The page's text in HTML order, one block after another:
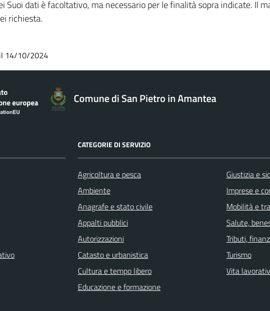
Suoi dati è facoltativo, ma necessario per le finalità sopra indicate. Il
richiesta.
14/10/2024
Comune di San Pietro in Amantea
CATEGORIE DI SERVIZIO
Agricoltura e pesca
Ambiente
Anagrafe e stato civile
Appalti pubblici
Autorizzazioni
Catasto e urbanistica
Cultura e tempo libero
Educazione e formazione
Giustizia e
Imprese e
Mobilità e
Salute,
Tributi,
Turismo
Vita